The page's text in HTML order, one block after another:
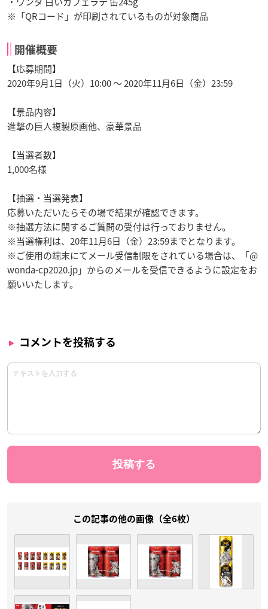
※「QRコード」が印刷されているものが対象商品
開催概要
【応募期間】
2020年9月1日（火）10:00 ～ 2020年11月6日（金）23:59
【景品内容】
進撃の巨人複製原画他、豪華景品
【当選者数】
1,000名様
【抽選・当選発表】
応募いただいたらその場で結果が確認できます。
※抽選方法に関するご質問の受付は行っておりません。
※当選権利は、20年11月6日（金）23:59までとなります。
※ご使用の端末にてメール受信制限をされている場合は、「@
wonda-cp2020.jp」からのメールを受信できるように設定をお
願いいたします。
コメントを投稿する
この記事の他の画像（全6枚）